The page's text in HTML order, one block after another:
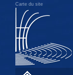
Carte du site